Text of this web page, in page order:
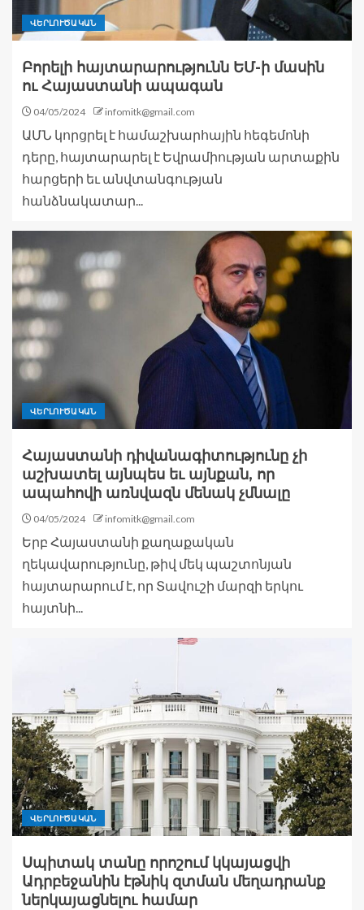
ՎԵՐԼՈՒԾԱԿԱՆ
Բորելի հայտարարությունն ԵՄ-ի մասին
ու Հայաստանի ապագան
04/05/2024 infomitk@gmail.com
ԱՄՆ կորցրել է համաշխարհային հեգեմոնի
դերը, հայտարարել է Եվրամիության արտաքին
հարցերի եւ անվտանգության
հանձնակատար...
ՎԵՐԼՈՒԾԱԿԱՆ
Հայաստանի դիվանագիտությունը չի
աշխատել այնպես եւ այնքան, որ
ապահովի առնվազն մենակ չմնալը
04/05/2024 infomitk@gmail.com
Երբ Հայաստանի քաղաքական
ղեկավարությունը, թիվ մեկ պաշտոնյան
հայտարարում է, որ Տավուշի մարզի երկու
հայտնի...
ՎԵՐԼՈՒԾԱԿԱՆ
Սպիտակ տանը որոշում կկայացվի
Ադրբեջանին էթնիկ զտման մեղադրանք
ներկայացնելու համար